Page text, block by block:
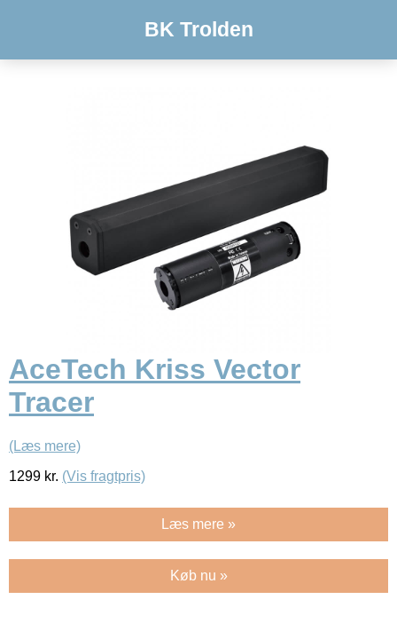
BK Trolden
AceTech Kriss Vector
Tracer
(Læs mere)
1299 kr. (Vis fragtpris)
Læs mere »
Køb nu »